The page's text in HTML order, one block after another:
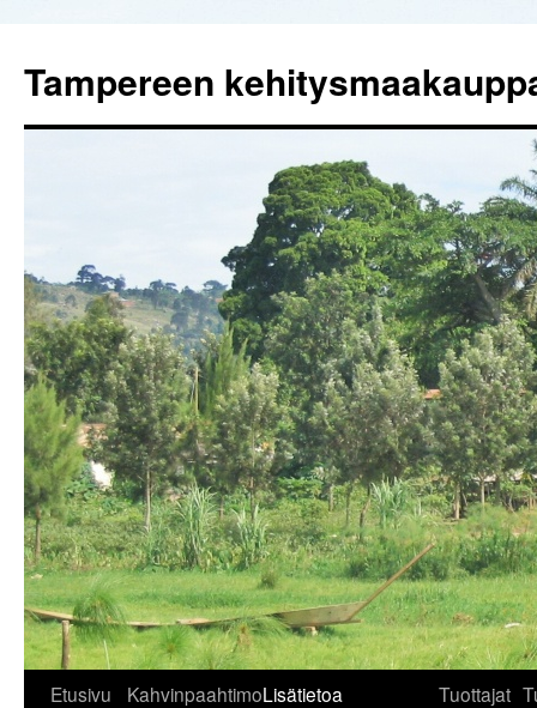
Tampereen
Siirry
Etusivu KahvinpaahtimoLisätietoa
Tuottajat